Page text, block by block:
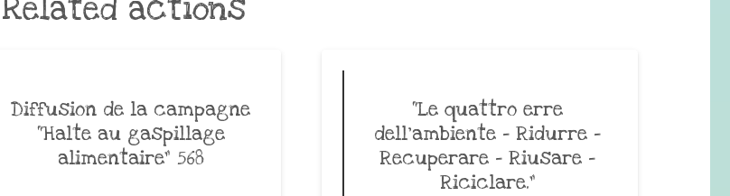
Related actions
Diffusion de la campagne
“Halte au gaspillage
alimentaire” 568
“Le quattro erre
dell’ambiente – Ridurre –
Recuperare – Riusare –
Riciclare.”